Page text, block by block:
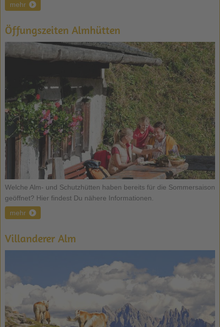
mehr
Öffungszeiten Almhütten
Welche Alm- und Schutzhütten haben bereits für die Sommersaison
geöffnet? Hier findest Du nähere Informationen.
mehr
Villanderer Alm